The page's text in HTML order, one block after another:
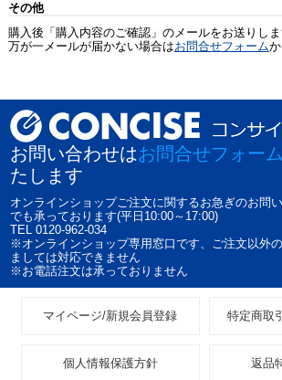
その他
購入後「購入内容のご確認」のメールをお送りしま
万が一メールが届かない場合はお問合せフォーム
お問い合わせはお問合せフォーム
たします
オンラインショップご注文に関するお急ぎのお問
でも承っております(平日10:00～17:00)
TEL 0120-962-034
※オンラインショップ専用窓口です、ご注文以外
ましては対応できません
※お電話注文は承っておりません
マイページ/新規会員登録 特定商取
個人情報保護方針 返品